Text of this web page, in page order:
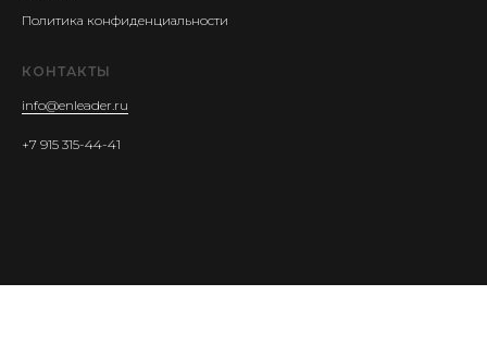
Политика конфиденциальности
КОНТАКТЫ
info@enleader.ru
+7 915 315-44-41